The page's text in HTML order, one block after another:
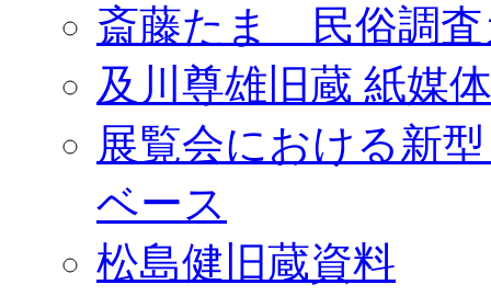
斎藤たま 民俗調査
及川尊雄旧蔵 紙媒
展覧会における新
ベース
松島健旧蔵資料